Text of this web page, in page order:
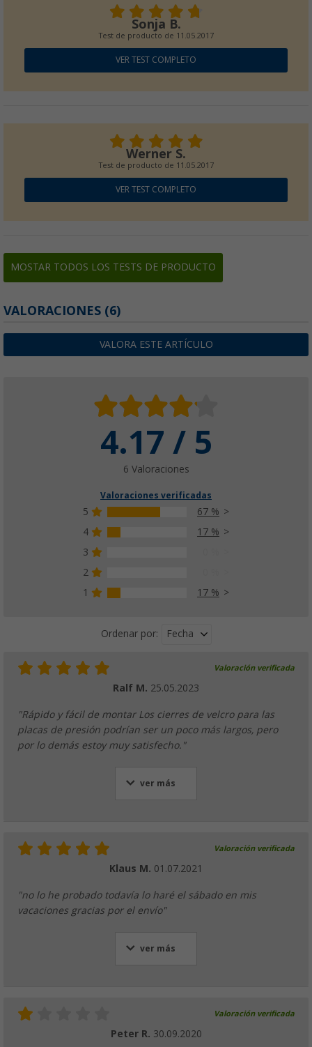
Sonja B.
Test de producto de 11.05.2017
VER TEST COMPLETO
Werner S.
Test de producto de 11.05.2017
VER TEST COMPLETO
MOSTAR TODOS LOS TESTS DE PRODUCTO
VALORACIONES (6)
VALORA ESTE ARTÍCULO
4.17 / 5
6 Valoraciones
Valoraciones verificadas
5
67 %
4
17 %
3
2
1
17 %
Ordenar por: Fecha
Valoración verificada
Ralf M. 25.05.2023
"Rápido y fácil de montar Los cierres de velcro para las
placas de presión podrían ser un poco más largos, pero
por lo demás estoy muy satisfecho."
ver más
Valoración verificada
Klaus M. 01.07.2021
"no lo he probado todavía lo haré el sábado en mis
vacaciones gracias por el envío"
ver más
Valoración verificada
Peter R. 30.09.2020